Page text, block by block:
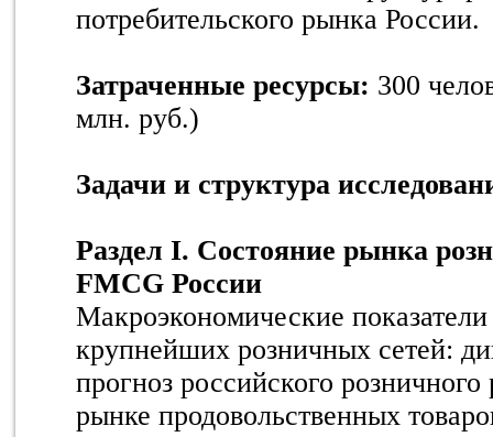
потребительского рынка России.
Затраченные ресурсы: 300
млн. руб.)
Задачи и структура
Раздел I. Состояние рынка
FMCG России
Макроэкономические
крупнейших розничных сетей:
прогноз российского
рынке продовольственных